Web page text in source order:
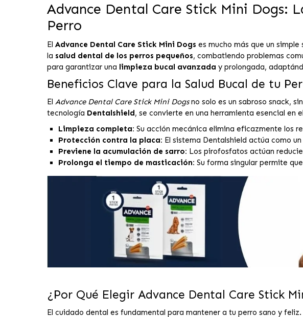
Advance Dental Care Stick Mini Dogs:
Perro
El Advance Dental Care Stick Mini Dogs es mucho más que un
la salud dental de los perros pequeños, combatiendo problemas
para garantizar una limpieza bucal avanzada y prolongada,
Beneficios Clave para la Salud Bucal de tu
El Advance Dental Care Stick Mini Dogsno solo es un sabroso snack,
tecnología Dentalshield, se convierte en una herramienta esencial en
Limpieza completa: Su acción mecánica elimina eficazmente los
Protección contra la placa: El sistema Dentalshield actúa como un
Previene la acumulación de sarro: Los pirofosfatos actúan
Prolonga el tiempo de masticación: Su forma singular permite
¿Por Qué Elegir Advance Dental Care Stick
El cuidado dental es fundamental para mantener a tu perro sano y feliz.